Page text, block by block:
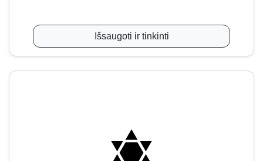
Išsaugoti ir tinkinti